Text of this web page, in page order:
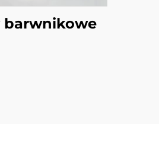
barwnikowe